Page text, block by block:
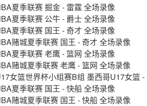
夏季联赛 掘金 - 雷霆 全场录像
夏季联赛 公牛 - 爵士 全场录像
夏季联赛 国王 - 奇才 全场录像
赌城夏季联赛 国王 - 奇才 全场录像
夏季联赛 老鹰 - 篮网 全场录像
赌城夏季联赛 老鹰 - 篮网 全场录像
女篮世界杯小组赛B组 墨西哥U17女篮
夏季联赛 国王 - 快船 全场录像
赌城夏季联赛 国王 - 快船 全场录像